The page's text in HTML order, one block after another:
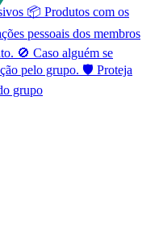
📦 Produtos com os
pessoais dos membros
🚫 Caso alguém se
pelo grupo. 🛡️ Proteja
grupo